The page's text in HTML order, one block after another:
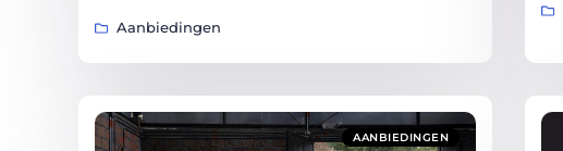
Aanbiedingen
AANBIEDINGEN